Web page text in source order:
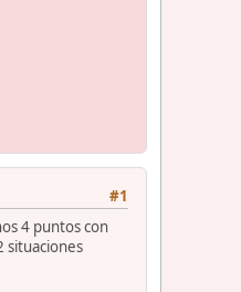
#1
4 puntos con
situaciones